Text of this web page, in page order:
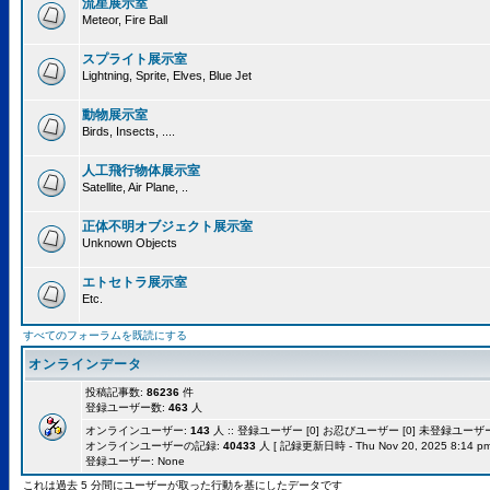
流星展示室
Meteor, Fire Ball
スプライト展示室
Lightning, Sprite, Elves, Blue Jet
動物展示室
Birds, Insects, ....
人工飛行物体展示室
Satellite, Air Plane, ..
正体不明オブジェクト展示室
Unknown Objects
エトセトラ展示室
Etc.
すべてのフォーラムを既読にする
オンラインデータ
投稿記事数: 86236 件
登録ユーザー数: 463 人
オンラインユーザー: 143 人 :: 登録ユーザー [0] お忍びユーザー [0] 未登録ユーザ
オンラインユーザーの記録: 40433 人 [ 記録更新日時 - Thu Nov 20, 2025 8:14
登録ユーザー: None
これは過去 5 分間にユーザーが取った行動を基にしたデータです